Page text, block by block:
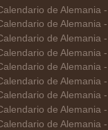
de Alemania
de Alemania
de Alemania
de Alemania
de Alemania
de Alemania
de Alemania
de Alemania -
de Alemania